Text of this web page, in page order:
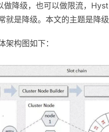
做降级，也可以做限流，
就是降级。本文的主题是降
架构图如下：